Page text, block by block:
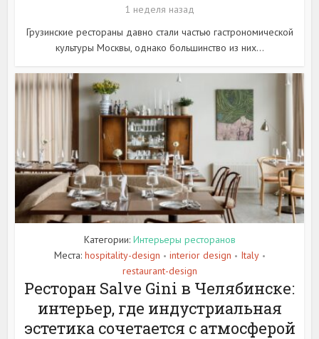
1 неделя назад
Грузинские рестораны давно стали частью гастрономической
культуры Москвы, однако большинство из них...
Категории: Интерьеры ресторанов
Места: hospitality-design • interior design • Italy •
restaurant-design
Ресторан Salve Gini в Челябинске:
интерьер, где индустриальная
эстетика сочетается с атмосферой